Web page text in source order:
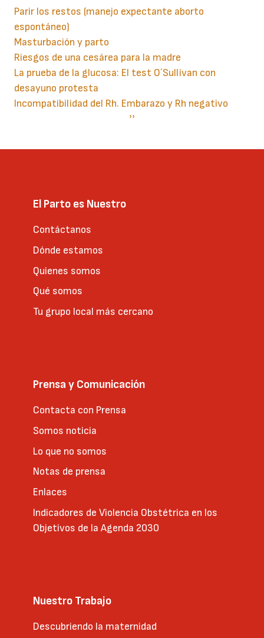
Parir los restos (manejo expectante aborto
espontáneo)
Masturbación y parto
Riesgos de una cesárea para la madre
La prueba de la glucosa: El test O´Sullivan con
desayuno protesta
Incompatibilidad del Rh. Embarazo y Rh negativo
Siguiente
››
El Parto es Nuestro
Contáctanos
Dónde estamos
Quienes somos
Qué somos
Tu grupo local más cercano
Prensa y Comunicación
Contacta con Prensa
Somos noticia
Lo que no somos
Notas de prensa
Enlaces
Indicadores de Violencia Obstétrica en los
Objetivos de la Agenda 2030
Nuestro Trabajo
Descubriendo la maternidad